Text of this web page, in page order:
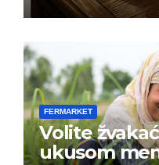
FERMARKET
Volite
ukusom